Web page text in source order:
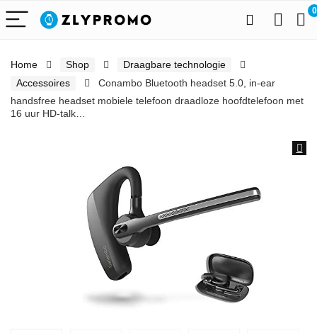
0
Home Shop
Draagbare technologie
Accessoires
Conambo Bluetooth headset 5.0, in-ear
handsfree headset mobiele telefoon draadloze hoofdtelefoon met
16 uur HD-talk…